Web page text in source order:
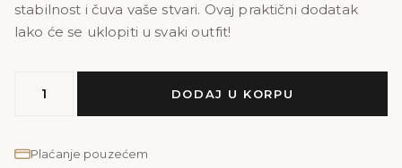
stabilnost i čuva vaše stvari. Ovaj praktični dodatak
lako će se uklopiti u svaki outfit!
TINA
DODAJ U KORPU
Plaćanje pouzećem